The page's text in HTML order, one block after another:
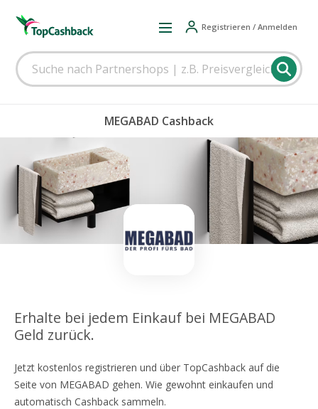
Registrieren / Anmelden
MEGABAD Cashback
Erhalte bei jedem Einkauf bei MEGABAD
Geld zurück.
Jetzt kostenlos registrieren und über TopCashback auf die
Seite von MEGABAD gehen. Wie gewohnt einkaufen und
automatisch Cashback sammeln.